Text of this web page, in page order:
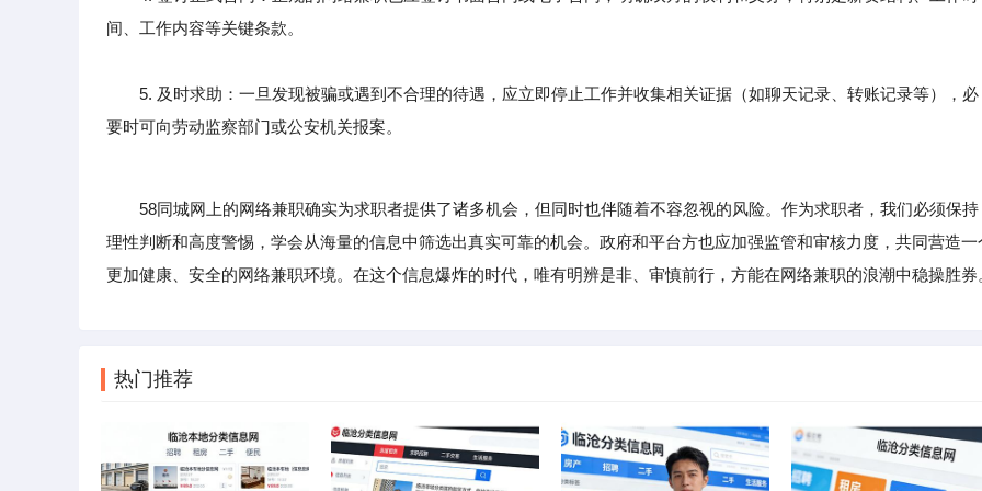
间、工作内容等关键条款。
5. 及时求助：一旦发现被骗或遇到不合理的待遇，应立即停止工作并收集相关证据（如聊天记录、转账记录等），必
要时可向劳动监察部门或公安机关报案。
58同城网上的网络兼职确实为求职者提供了诸多机会，但同时也伴随着不容忽视的风险。作为求职者，我们必须保持
理性判断和高度警惕，学会从海量的信息中筛选出真实可靠的机会。政府和平台方也应加强监管和审核力度，共同营造一
更加健康、安全的网络兼职环境。在这个信息爆炸的时代，唯有明辨是非、审慎前行，方能在网络兼职的浪潮中稳操胜券
热门推荐